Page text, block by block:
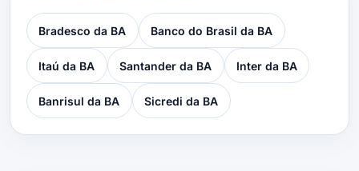
Bradesco da BA Banco do Brasil da BA
Itaú da BA Santander da BA Inter da BA
Banrisul da BA Sicredi da BA